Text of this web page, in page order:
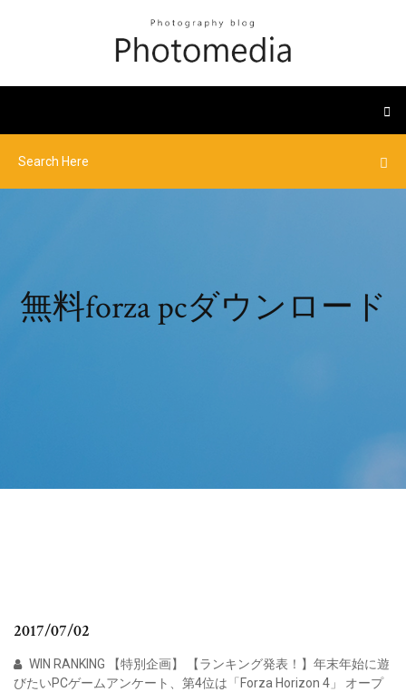
無料forza pcダウンロード
2017/07/02
WIN RANKING 【特別企画】 【ランキング発表！】年末年始に遊
びたいPCゲームアンケート、第4位は「Forza Horizon 4」 オープ